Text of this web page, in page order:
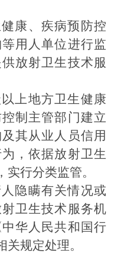
康、疾病预防控
用人单位进行监
放射卫生技术服
上地方卫生健康
制主管部门建立
其从业人员信用
，依据放射卫生
行分类监管。
隐瞒有关情况或
卫生技术服务机
中华人民共和国行
关规定处理。